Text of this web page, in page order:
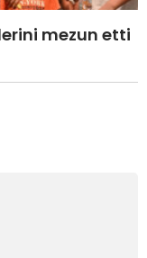
mezun etti